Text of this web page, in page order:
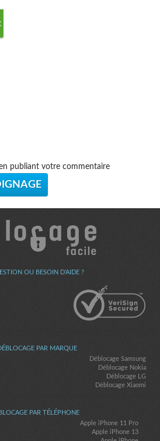
publiant votre commentaire
OU BESOIN D'AIDE ?
PAR MARQUE
Déblocage Samsung
Déblocage Nokia
Déblocage LG
Déblocage Xiaomi
PAR TÉLÉPHONE
Apple iPhone 11 Pro
Apple iPhone 13